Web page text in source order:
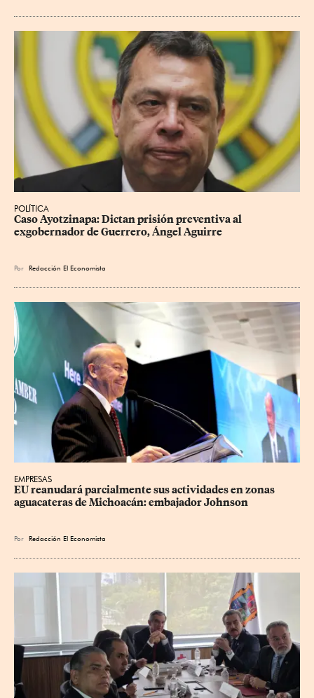
POLÍTICA
Caso Ayotzinapa: Dictan prisión preventiva al
exgobernador de Guerrero, Ángel Aguirre
Por Redacción El Economista
EMPRESAS
EU reanudará parcialmente sus actividades en zonas
aguacateras de Michoacán: embajador Johnson
Por Redacción El Economista